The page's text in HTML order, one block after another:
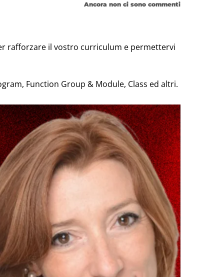
Ancora non ci sono commenti
rafforzare il vostro curriculum e permettervi
Function Group & Module, Class ed altri.